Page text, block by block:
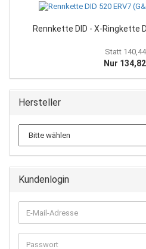
Rennkette DID - X-Ringkette
Statt 140,44
Nur
Hersteller
Kundenlogin
E-
Mail-
Adresse
Passwort